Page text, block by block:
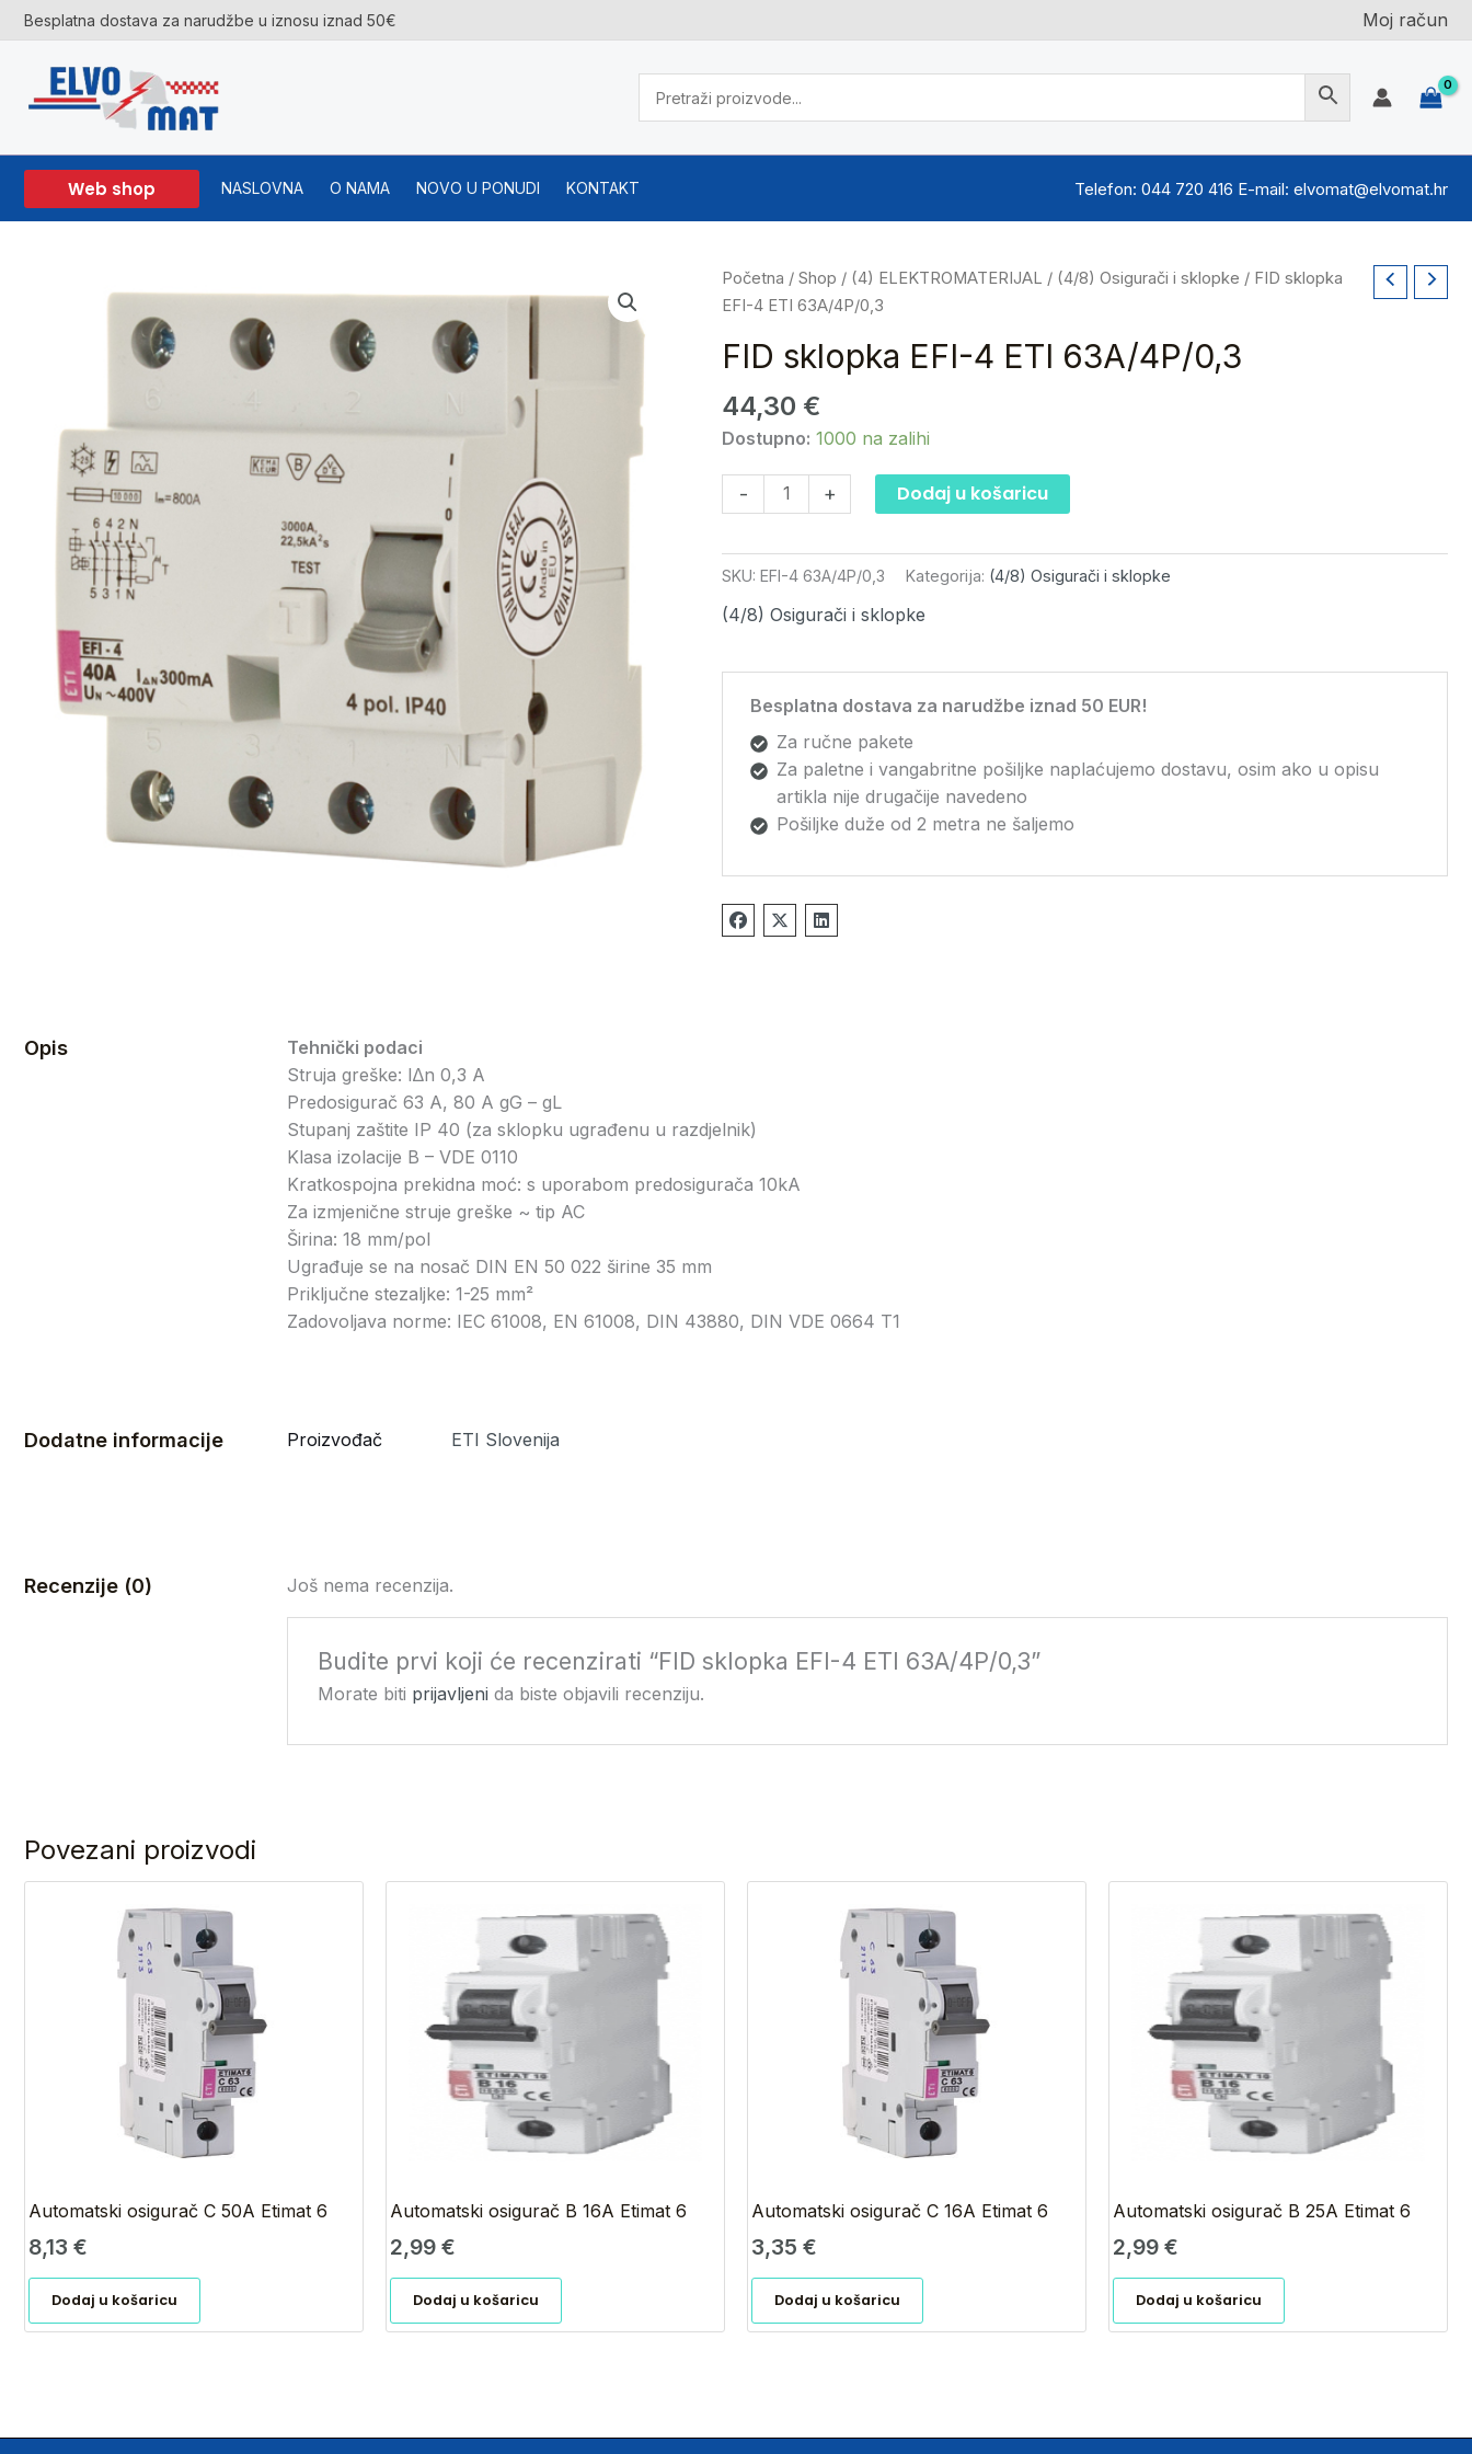
Skip
to
content
Besplatna dostava za narudžbe u iznosu iznad 50€ Moj račun
Web shop NASLOVNA O NAMA NOVO U PONUDI KONTAKT Telefon: 044 720 416 E-mail: elvomat@elvomat.hr
Početna / Shop / (4) ELEKTROMATERIJAL / (4/8) Osigurači i sklopke / FID sklopka
EFI-4 ETI 63A/4P/0,3
FID sklopka EFI-4 ETI 63A/4P/0,3
44,30 €
Dostupno: 1000 na zalihi
-
FID
sklopka
4
63A/4P/0,3
količina
+ Dodaj u košaricu
SKU: EFI-4 63A/4P/0,3 Kategorija: (4/8) Osigurači i sklopke
(4/8) Osigurači i sklopke
Besplatna dostava za narudžbe iznad 50 EUR!
Za ručne pakete
Za paletne i vangabritne pošiljke naplaćujemo dostavu, osim ako u opisu
artikla nije drugačije navedeno
Pošiljke duže od 2 metra ne šaljemo
Opis
Tehnički podaci
Struja greške: I∆n 0,3 A
Predosigurač 63 A, 80 A gG – gL
Stupanj zaštite IP 40 (za sklopku ugrađenu u razdjelnik)
Klasa izolacije B – VDE 0110
Kratkospojna prekidna moć: s uporabom predosigurača 10kA
Za izmjenične struje greške ~ tip AC
Širina: 18 mm/pol
Ugrađuje se na nosač DIN EN 50 022 širine 35 mm
Priključne stezaljke: 1-25 mm²
Zadovoljava norme: IEC 61008, EN 61008, DIN 43880, DIN VDE 0664 T1
Dodatne informacije Proizvođač ETI Slovenija
Recenzije (0) Još nema recenzija.
Budite prvi koji će recenzirati “FID sklopka EFI-4 ETI 63A/4P/0,3”
Morate biti prijavljeni da biste objavili recenziju.
Povezani proizvodi
Automatski osigurač C 50A Etimat 6
8,13€
Dodaj u košaricu
Automatski osigurač B 16A Etimat 6
2,99€
Dodaj u košaricu
Automatski osigurač C 16A Etimat 6
3,35€
Dodaj u košaricu
Automatski osigurač B 25A Etimat 6
2,99€
Dodaj u košaricu